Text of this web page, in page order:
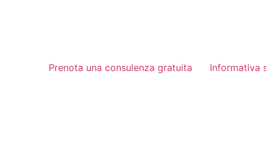
Prenota una consulenza gratuita Informativa